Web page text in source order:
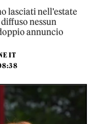
lasciati nell'estate
nessun
annuncio
IT